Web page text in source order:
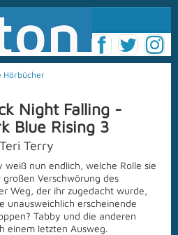
Hörbücher
Night Falling -
Blue Rising 3
Terry
weiß nun endlich, welche Rolle sie
großen Verschwörung des
Weg, der ihr zugedacht wurde,
unausweichlich erscheinende
Tabby und die anderen
einem letzten Ausweg.